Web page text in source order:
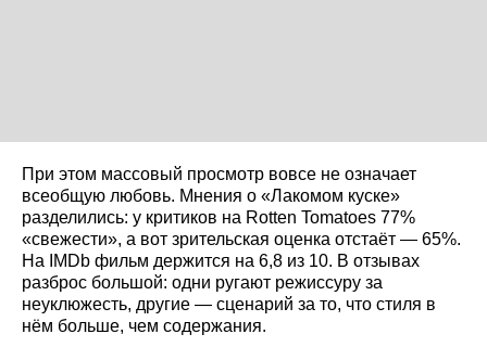
При этом массовый просмотр вовсе не означает
всеобщую любовь. Мнения о «Лакомом куске»
разделились: у критиков на Rotten Tomatoes 77%
«свежести», а вот зрительская оценка отстаёт — 65%.
На IMDb фильм держится на 6,8 из 10. В отзывах
разброс большой: одни ругают режиссуру за
неуклюжесть, другие — сценарий за то, что стиля в
нём больше, чем содержания.